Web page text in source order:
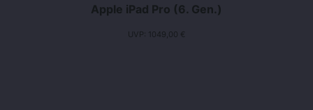
Apple iPad Pro (6. Gen.)
UVP: 1049,00 €